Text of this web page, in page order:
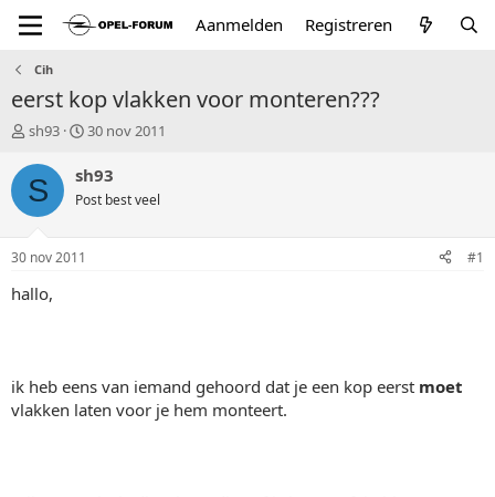
Aanmelden Registreren
Cih
eerst kop vlakken voor monteren???
T
p
i
a
r
sh93
S
a
t
30 nov 2011
S sh93
Post best veel
30 nov 2011 #1
hallo,
ik heb eens van iemand gehoord dat je een kop eerst moet
vlakken laten voor je hem monteert.